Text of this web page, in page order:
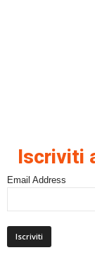
Iscriviti
Email Address